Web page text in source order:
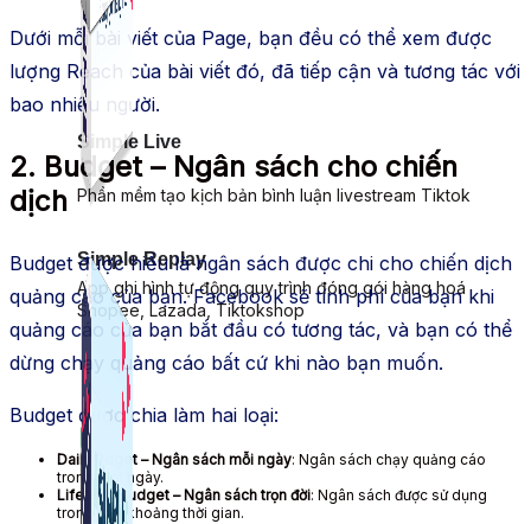
Simple Replay
App ghi hình tự động quy trình đóng gói hàng hoá
Shopee, Lazada, Tiktokshop
Simple Live
Phần mềm tạo kịch bản bình luận livestream Tiktok
Dưới mỗi bài viết của Page, bạn đều có thể xem được
lượng Reach của bài viết đó, đã tiếp cận và tương tác với
bao nhiêu người.
2. Budget – Ngân sách cho chiến
dịch
Budget được hiểu là ngân sách được chi cho chiến dịch
quảng cáo của bạn. Facebook sẽ tính phí của bạn khi
quảng cáo của bạn bắt đầu có tương tác, và bạn có thể
dừng chạy quảng cáo bất cứ khi nào bạn muốn.
Budget được chia làm hai loại:
Daily Bdget – Ngân sách mỗi ngày: Ngân sách chạy quảng cáo
trong một ngày.
Lifetime Budget – Ngân sách trọn đời: Ngân sách được sử dụng
trong một khoảng thời gian.